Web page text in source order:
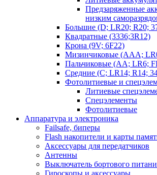
Предзаряженные
низким
Большие (D; LR20; R20;
Квадратные (3336;3R12)
Крона (9V; 6F22)
Мизинчиковые (AAA;
Пальчиковые (AA; LR6;
Средние (C; LR14; R14;
Фотолитиевые и
Литиевые
Спецэлементы
Фотолитиевые
Аппаратура и электроника
Failsafe, биперы
Flash накопители и карты
Аксессуары для передатчиков
Антенны
Выключатель бортового
Гироскопы и аксессуары